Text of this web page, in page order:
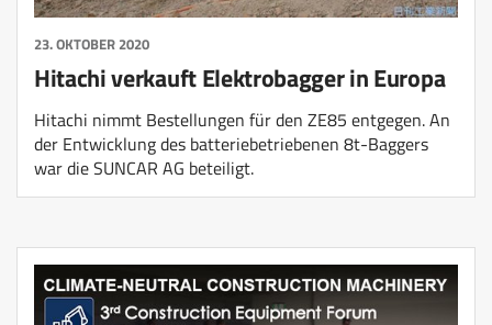
23. OKTOBER 2020
Hitachi verkauft Elektrobagger in Europa
Hitachi nimmt Bestellungen für den ZE85 entgegen. An
der Entwicklung des batteriebetriebenen 8t-Baggers
war die SUNCAR AG beteiligt.